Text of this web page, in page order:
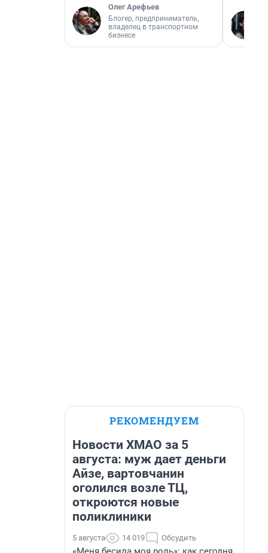
Олег Арефьев
Блогер, предприниматель,
владелец в транспортном
бизнесе
РЕКОМЕНДУЕМ
Новости ХМАО за 5
августа: муж дает деньги
Айзе, вартовчанин
оголился возле ТЦ,
откроются новые
поликлиники
5 августа 14 019 Обсудить